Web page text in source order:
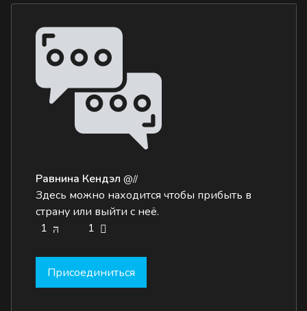
Равнина Кендэл @//
Здесь можно находится чтобы прибыть в
страну или выйти с неё.
1
1
Присоединиться